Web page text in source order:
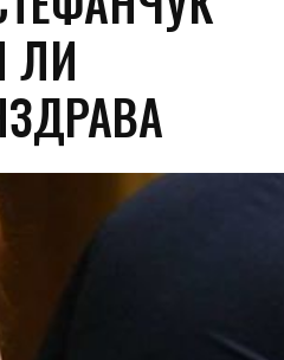
ЛИ